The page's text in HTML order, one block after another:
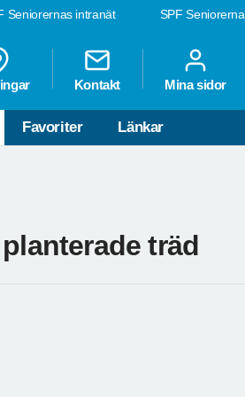
SPF Seniorerna
Seniorernas intranät
Kontakt Mina sidor
Favoriter Länkar
träd